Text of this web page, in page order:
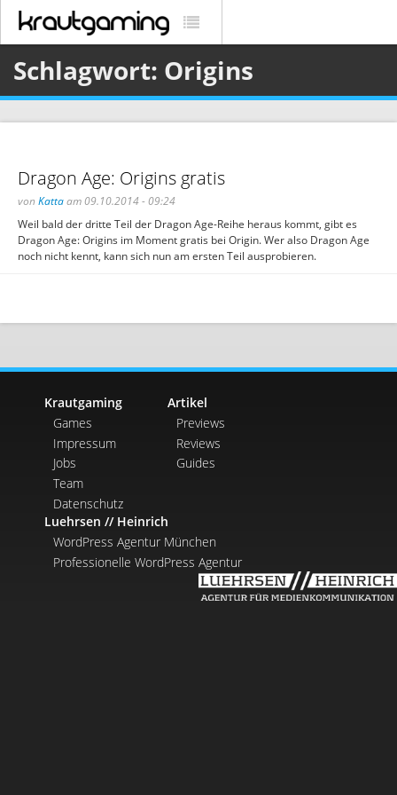
Schlagwort: Origins
Dragon Age: Origins gratis
von Kattaam 09.10.2014 - 09:24
Weil bald der dritte Teil der Dragon Age-Reihe heraus kommt, gibt es
Dragon Age: Origins im Moment gratis bei Origin. Wer also Dragon Age
noch nicht kennt, kann sich nun am ersten Teil ausprobieren.
Krautgaming
Games
Impressum
Jobs
Team
Datenschutz
Artikel
Previews
Reviews
Guides
Luehrsen // Heinrich
WordPress Agentur München
Professionelle WordPress Agentur